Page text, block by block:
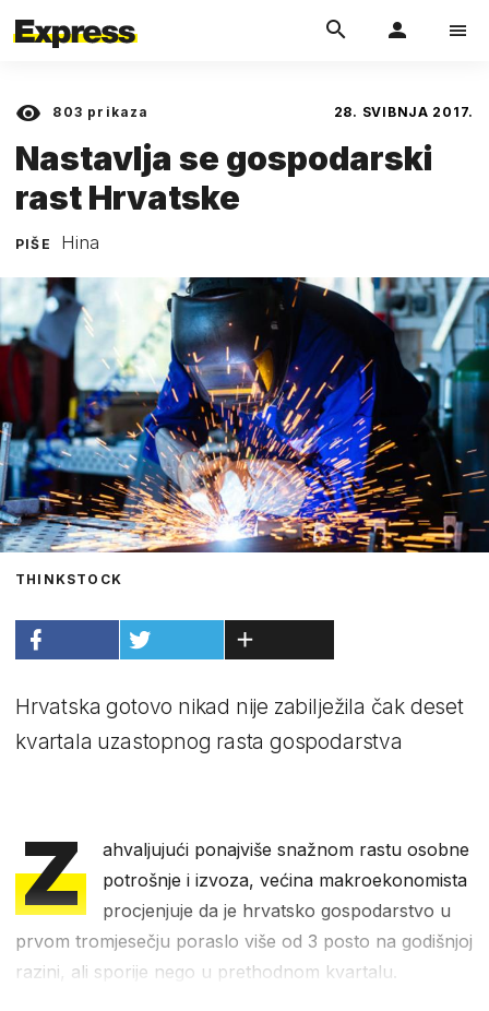
803 prikaza 28. SVIBNJA 2017.
Nastavlja se gospodarski
rast Hrvatske
PIŠE Hina
THINKSTOCK
Hrvatska gotovo nikad nije zabilježila čak deset
kvartala uzastopnog rasta gospodarstva
Z
ahvaljujući ponajviše snažnom rastu osobne
potrošnje i izvoza, većina makroekonomista
procjenjuje da je hrvatsko gospodarstvo u
prvom tromjesečju poraslo više od 3 posto na godišnjoj
razini, ali sporije nego u prethodnom kvartalu.